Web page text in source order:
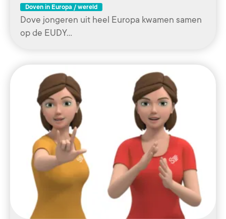
Doven in Europa / wereld
Dove jongeren uit heel Europa kwamen samen
op de EUDY…